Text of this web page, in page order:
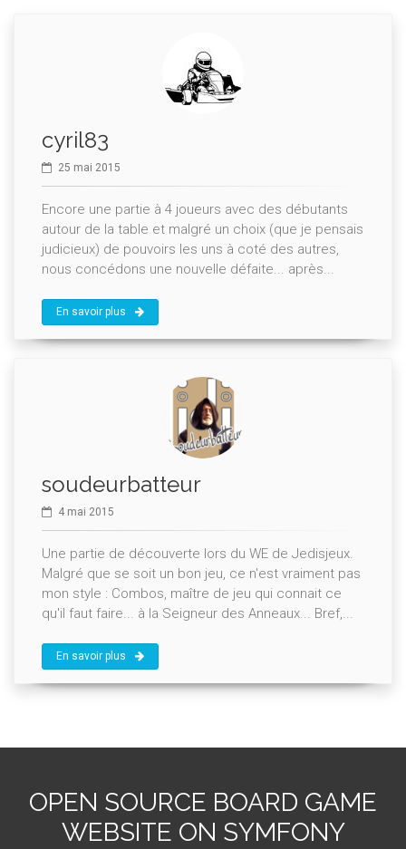
cyril83
25 mai 2015
Encore une partie à 4 joueurs avec des débutants
autour de la table et malgré un choix (que je pensais
judicieux) de pouvoirs les uns à coté des autres,
nous concédons une nouvelle défaite... après...
En savoir plus
soudeurbatteur
4 mai 2015
Une partie de découverte lors du WE de Jedisjeux.
Malgré que se soit un bon jeu, ce n'est vraiment pas
mon style : Combos, maître de jeu qui connait ce
qu'il faut faire... à la Seigneur des Anneaux... Bref,...
En savoir plus
OPEN SOURCE BOARD GAME
WEBSITE ON SYMFONY